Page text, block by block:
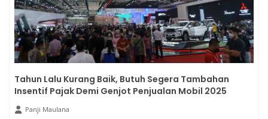
Tahun Lalu Kurang Baik, Butuh Segera Tambahan
Insentif Pajak Demi Genjot Penjualan Mobil 2025
Panji Maulana